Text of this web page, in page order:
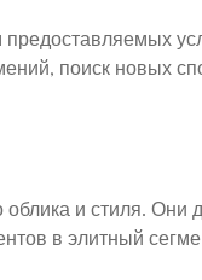
поиск новых
облика и стиля. Они
в элитный